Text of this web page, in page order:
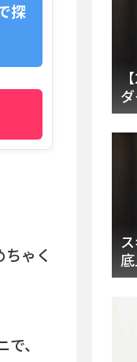
探
ゃく
、